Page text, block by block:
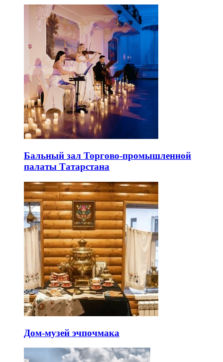
Бальный зал Торгово-промышленной
палаты Татарстана
Дом-музей эчпочмака